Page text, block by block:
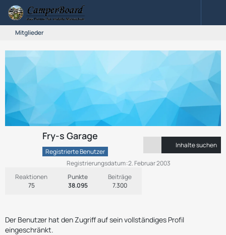
Mitglieder
Fry-s Garage
Registrierte Benutzer
Reaktionen
75
Punkte
38.095
Beiträge
7.300
Inhalte suchen
Registrierungsdatum 2. Februar 2003
Der Benutzer hat den Zugriff auf sein vollständiges Profil
eingeschränkt.